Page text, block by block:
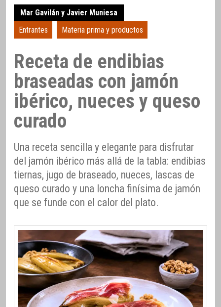
Mar Gavilán y Javier Muniesa
Entrantes
Materia prima y productos
Receta de endibias
braseadas con jamón
ibérico, nueces y queso
curado
Una receta sencilla y elegante para disfrutar
del jamón ibérico más allá de la tabla: endibias
tiernas, jugo de braseado, nueces, lascas de
queso curado y una loncha finísima de jamón
que se funde con el calor del plato.